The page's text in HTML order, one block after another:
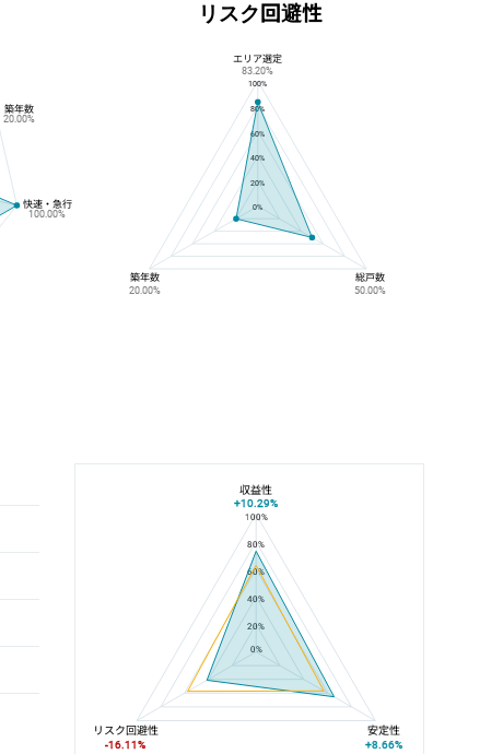
快速・急行
100.00%
築年数
20.00%
リスク回避性
九條ビルのリスク回避性
100%
80%
60%
40%
20%
0%
エリア選定
83.20%
築年数
20.00%
総戸数
50.00%
九條ビルと文京区の平均値の総合評価の比較
100%
80%
60%
40%
20%
0%
収益性
+10.29%
リスク回避性
-16.11%
安定性
+8.66%